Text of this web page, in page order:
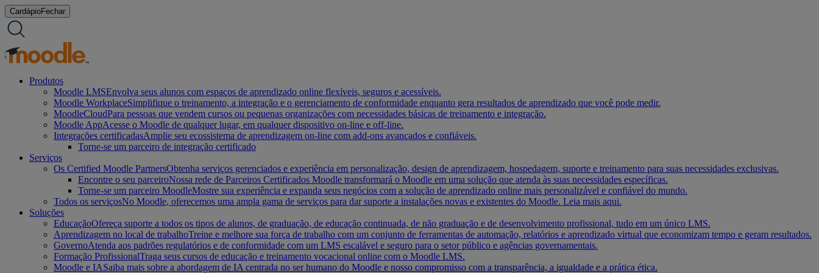
Ir
para
o
CardápioFechar
Produtos
Moodle LMSEnvolva seus alunos com espaços de aprendizado online flexíveis, seguros e acessíveis.
Moodle WorkplaceSimplifique o treinamento, a integração e o gerenciamento de conformidade enquanto gera resultados de aprendizado que você pode medir.
MoodleCloudPara pessoas que vendem cursos ou pequenas organizações com necessidades básicas de treinamento e integração.
Moodle AppAcesse o Moodle de qualquer lugar, em qualquer dispositivo on-line e off-line.
Integrações certificadasAmplie seu ecossistema de aprendizagem on-line com add-ons avançados e confiáveis.
Torne-se um parceiro de integração certificado
Serviços
Os Certified Moodle PartnersObtenha serviços gerenciados e experiência em personalização, design de aprendizagem, hospedagem, suporte e treinamento para suas necessidades exclusivas.
Encontre o seu parceiroNossa rede de Parceiros Certificados Moodle transformará o Moodle em uma solução que atenda às suas necessidades específicas.
Torne-se um parceiro MoodleMostre sua experiência e expanda seus negócios com a solução de aprendizado online mais personalizável e confiável do mundo.
Todos os serviçosNo Moodle, oferecemos uma ampla gama de serviços para dar suporte a instalações novas e existentes do Moodle. Leia mais aqui.
Soluções
EducaçãoOfereça suporte a todos os tipos de alunos, de graduação, de educação continuada, de não graduação e de desenvolvimento profissional, tudo em um único LMS.
Aprendizagem no local de trabalhoTreine e melhore sua força de trabalho com um conjunto de ferramentas de automação, relatórios e aprendizado virtual que economizam tempo e geram resultados.
GovernoAtenda aos padrões regulatórios e de conformidade com um LMS escalável e seguro para o setor público e agências governamentais.
Formação ProfissionalTraga seus cursos de educação e treinamento vocacional online com o Moodle LMS.
Moodle e IASaiba mais sobre a abordagem de IA centrada no ser humano do Moodle e nosso compromisso com a transparência, a igualdade e a prática ética.